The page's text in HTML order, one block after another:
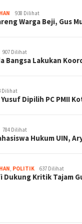
938 Dilihat
Warga Beji, Gus
907 Dilihat
Bangsa Lakukan
Dilihat
Yusuf Dipilih PC PMII
784 Dilihat
Hukum UIN,
, POLITIK 637 Dilihat
Dukung Kritik Tajam